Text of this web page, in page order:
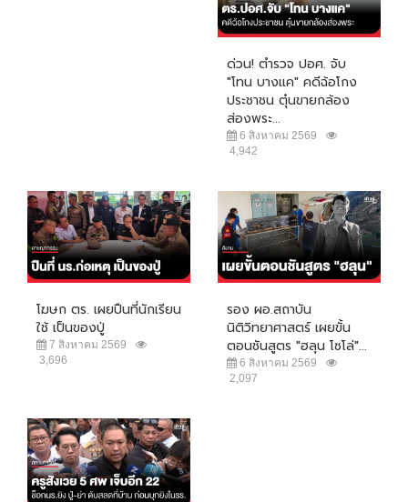
ด่วน! ตำรวจ ปอศ. จับ
"โทน บางแค" คดีฉ้อโกง
ประชาชน ตุ๋นขายกล้อง
ส่องพระ...
6 สิงหาคม 2569
4,942
โฆษก ตร. เผยปืนที่นักเรียน
ใช้ เป็นของปู่
7 สิงหาคม 2569
3,696
รอง ผอ.สถาบัน
นิติวิทยาศาสตร์ เผยขั้น
ตอนชันสูตร "ฮลุน โซโล่"...
6 สิงหาคม 2569
2,097